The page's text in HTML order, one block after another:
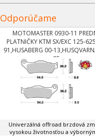
Odporúčame
MOTOMASTER 0930-11
PLATNIČKY KTM SX/EXC 125-
91,HUSABERG 00-
95
Univerzálná offroad brzdová
vysokou životnosťou a